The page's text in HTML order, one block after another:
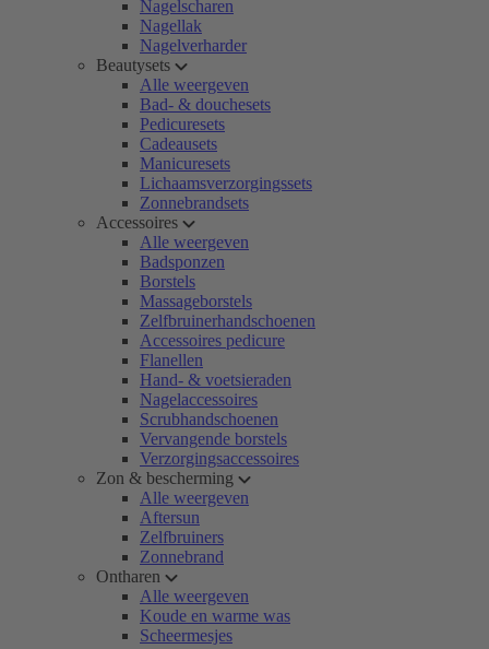
Nagelscharen
Nagellak
Nagelverharder
Beautysets
Alle weergeven
Bad- & douchesets
Pedicuresets
Cadeausets
Manicuresets
Lichaamsverzorgingssets
Zonnebrandsets
Accessoires
Alle weergeven
Badsponzen
Borstels
Massageborstels
Zelfbruinerhandschoenen
Accessoires pedicure
Flanellen
Hand- & voetsieraden
Nagelaccessoires
Scrubhandschoenen
Vervangende borstels
Verzorgingsaccessoires
Zon & bescherming
Alle weergeven
Aftersun
Zelfbruiners
Zonnebrand
Ontharen
Alle weergeven
Koude en warme was
Scheermesjes